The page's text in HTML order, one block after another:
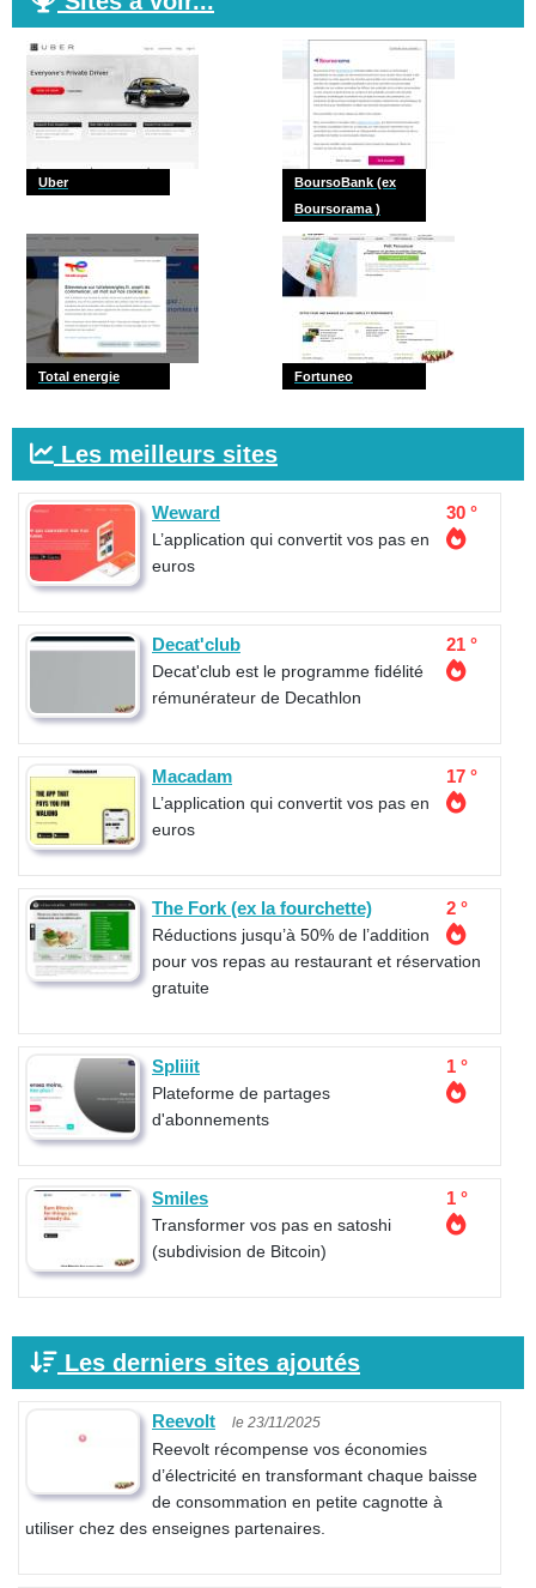
Uber
BoursoBank (ex
Boursorama )
Total energie Fortuneo
Les meilleurs sites
Weward 30 °
L’application qui convertit vos pas en
euros
Decat'club 21 °
Decat'club est le programme fidélité
rémunérateur de Decathlon
Macadam 17 °
L’application qui convertit vos pas en
euros
The Fork (ex la fourchette) 2 °
Réductions jusqu’à 50% de l’addition
pour vos repas au restaurant et réservation
gratuite
Spliiit 1 °
Plateforme de partages
d'abonnements
Smiles 1 °
Transformer vos pas en satoshi
(subdivision de Bitcoin)
Les derniers sites ajoutés
Reevolt le 23/11/2025
Reevolt récompense vos économies
d’électricité en transformant chaque baisse
de consommation en petite cagnotte à
utiliser chez des enseignes partenaires.